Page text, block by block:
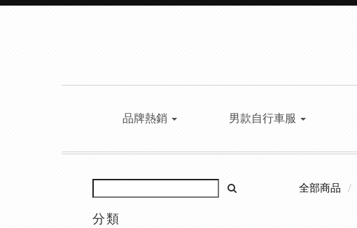
品牌熱銷 男款自行車服
分類
全部商品